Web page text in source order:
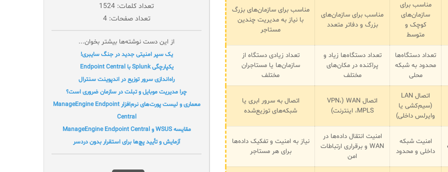
مناسب برای
سازمان‌های
کوچک و
متوسط
مناسب برای سازمان‌های
بزرگ و دفاتر متعدد
مناسب برای سازمان‌های بزرگ
با نیاز به مدیریت چندین
مستاجر
تعداد دستگاه‌ها
محدود به شبکه
محلی
تعداد دستگاه‌ها زیاد و
پراکنده در مکان‌های
مختلف
تعداد زیادی دستگاه از
سازمان‌ها یا مستاجران
مختلف
اتصال LAN
(سیم‌کشی یا
وایرلس داخلی)
اتصال WAN (VPN،
MPLS، اینترنت)
اتصال به سرور ابری یا
شبکه‌های توزیع‌شده
امنیت شبکه
داخلی و محدود
امنیت انتقال داده‌ها در
WAN و برقراری ارتباطات
امن
نیاز به امنیت و تفکیک داده‌ها
برای هر مستاجر
تعداد کلمات: 1524
تعداد صفحات: 4
از این دست نوشته‌ها بیشتر بخوان...
یک سپر امنیتی جدید در جنگ سایبری!
یکپارچگی Splunk با Endpoint Central
راه‌اندازی سرور توزیع در اندپوینت سنترال
چرا مدیریت موبایل و تبلت در سازمان ضروری است؟
معماری و لیست پورت‌های نرم‌افزار ManageEngine Endpoint
Central
مقایسه WSUS و ManageEngine Endpoint Central
آزمایش و تأیید پچ‌ها برای استقرار بدون دردسر